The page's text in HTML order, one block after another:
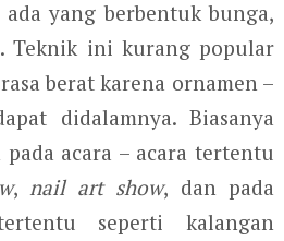
ada yang berbentuk bunga,
Teknik ini kurang popular
berat karena ornamen –
didalamnya. Biasanya
acara – acara tertentu
, nail art show, dan pada
seperti kalangan